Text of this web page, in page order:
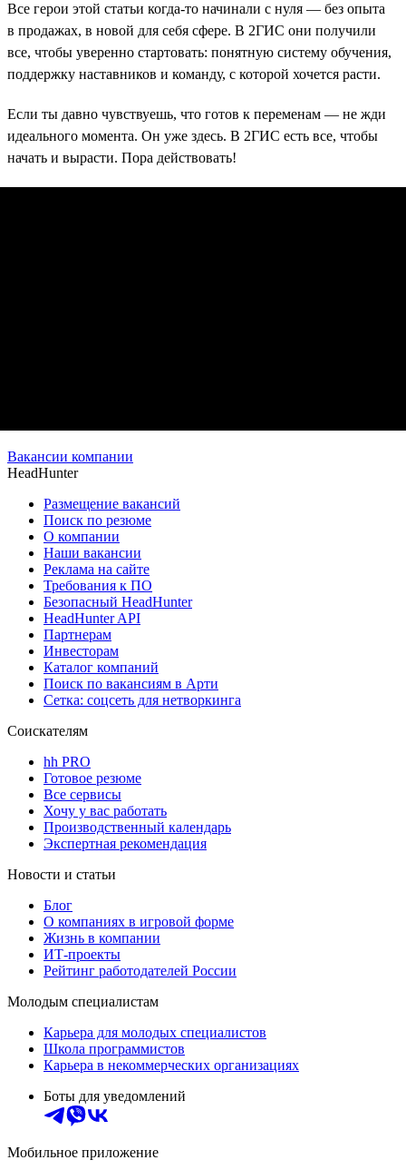
Все герои этой статьи когда-то начинали с нуля — без опыта
в продажах, в новой для себя сфере. В 2ГИС они получили
все, чтобы уверенно стартовать: понятную систему обучения,
поддержку наставников и команду, с которой хочется расти.
Если ты давно чувствуешь, что готов к переменам — не жди
идеального момента. Он уже здесь. В 2ГИС есть все, чтобы
начать и вырасти. Пора действовать!
Вакансии компании
HeadHunter
Размещение вакансий
Поиск по резюме
О компании
Наши вакансии
Реклама на сайте
Требования к ПО
Безопасный HeadHunter
HeadHunter API
Партнерам
Инвесторам
Каталог компаний
Поиск по вакансиям в Арти
Сетка: соцсеть для нетворкинга
Соискателям
hh PRO
Готовое резюме
Все сервисы
Хочу у вас работать
Производственный календарь
Экспертная рекомендация
Новости и статьи
Блог
О компаниях в игровой форме
Жизнь в компании
ИТ-проекты
Рейтинг работодателей России
Молодым специалистам
Карьера для молодых специалистов
Школа программистов
Карьера в некоммерческих организациях
Боты для уведомлений
Мобильное приложение